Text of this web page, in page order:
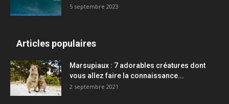
5 septembre 2023
Articles populaires
Marsupiaux : 7 adorables créatures dont
vous allez faire la connaissance...
2 septembre 2021